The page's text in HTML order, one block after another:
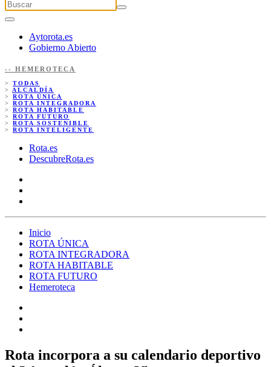
Aytorota.es
Gobierno Abierto
-- HEMEROTECA
> TODAS
> ALCALDÍA
> ROTA ÚNICA
> ROTA INTEGRADORA
> ROTA HABITABLE
> ROTA FUTURO
> ROTA SOSTENIBLE
> ROTA INTELIGENTE
Rota.es
DescubreRota.es
Inicio
ROTA ÚNICA
ROTA INTEGRADORA
ROTA HABITABLE
ROTA FUTURO
Hemeroteca
Rota incorpora a su calendario deportivo